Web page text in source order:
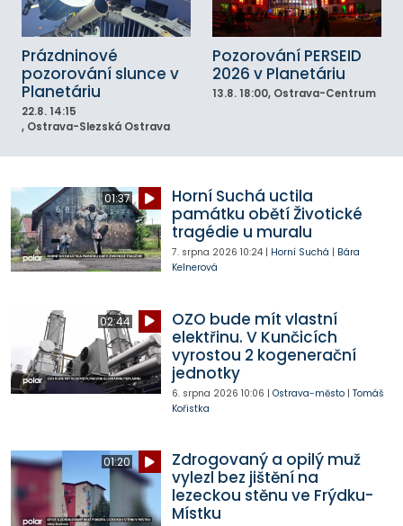
Prázdninové
pozorování slunce v
Planetáriu
22.8. 14:15
, Ostrava-Slezská Ostrava
Pozorování PERSEID
2026 v Planetáriu
13.8. 18:00, Ostrava-Centrum
01:37
Horní Suchá uctila
památku obětí Životické
tragédie u muralu
7. srpna 2026 10:24| Horní Suchá | Bára
Kelnerová
02:44
OZO bude mít vlastní
elektřinu. V Kunčicích
vyrostou 2 kogenerační
jednotky
6. srpna 2026 10:06 | Ostrava-město| Tomáš
Kořistka
01:20
Zdrogovaný a opilý muž
vylezl bez jištění na
lezeckou stěnu ve Frýdku-
Místku